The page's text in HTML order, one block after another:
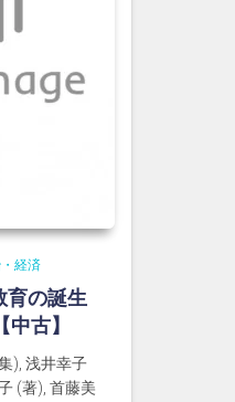
経済
育の誕生
中古】
), 浅井幸子
(著), 首藤美